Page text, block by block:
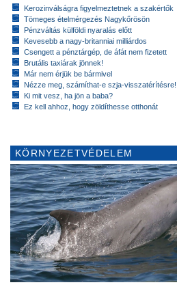
Kerozinválságra figyelmeztetnek a szakértők
Tömeges ételmérgezés Nagykőrösön
Pénzváltás külföldi nyaralás előtt
Kevesebb a nagy-britanniai milliárdos
Csengett a pénztárgép, de áfát nem fizetett
Brutális taxiárak jönnek!
Már nem érjük be bármivel
Nézze meg, számíthat-e szja-visszatérítésre!
Ki mit vesz, ha jön a baba?
Ez kell ahhoz, hogy zöldíthesse otthonát
KÖRNYEZETVÉDELEM